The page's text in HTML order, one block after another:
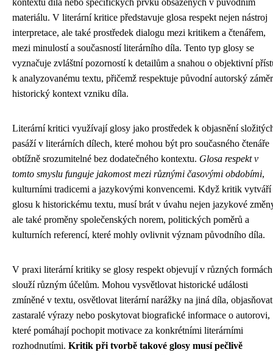
kontextu díla nebo specifických prvků obsažených v původním
materiálu. V literární kritice představuje glosa respekt nejen nástroj
interpretace, ale také prostředek dialogu mezi kritikem a čtenářem,
mezi minulostí a současností literárního díla. Tento typ glosy se
vyznačuje zvláštní pozorností k detailům a snahou o objektivní
k analyzovanému textu, přičemž respektuje původní autorský
historický kontext vzniku díla.
Literární kritici využívají glosy jako prostředek k objasnění
pasáží v literárních dílech, které mohou být pro současného čtenáře
obtížně srozumitelné bez dodatečného kontextu. Glosa respekt v
tomto smyslu funguje jakomost mezi různými časovými obdobími,
kulturními tradicemi a jazykovými konvencemi. Když kritik vytváří
glosu k historickému textu, musí brát v úvahu nejen jazykové
ale také proměny společenských norem, politických poměrů a
kulturních referencí, které mohly ovlivnit význam původního díla.
V praxi literární kritiky se glosy respekt objevují v různých
slouží různým účelům. Mohou vysvětlovat historické události
zmíněné v textu, osvětlovat literární narážky na jiná díla, objasňovat
zastaralé výrazy nebo poskytovat biografické informace o autorovi,
které pomáhají pochopit motivace za konkrétními literárními
rozhodnutími. Kritik při tvorbě takové glosy musí pečlivě